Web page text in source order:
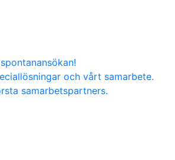
och vårt samarbete.
samarbetspartners.